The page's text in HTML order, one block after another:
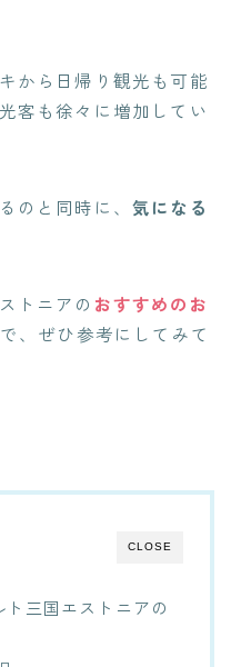
から日帰り観光も可能
客も徐々に増加してい
のと同時に、気になる
トニアの おすすめの お
、ぜひ参考にしてみて
CLOSE
三国エストニアの